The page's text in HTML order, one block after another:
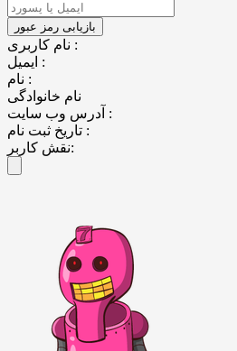
نام کاربری :
ایمیل :
نام :
نام خانوادگی
آدرس وب سایت :
تاریخ ثبت نام :
نقش کاربر: